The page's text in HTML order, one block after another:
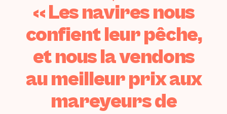
« Les navires nous
confient leur pêche,
et nous la vendons
au meilleur prix aux
mareyeurs de